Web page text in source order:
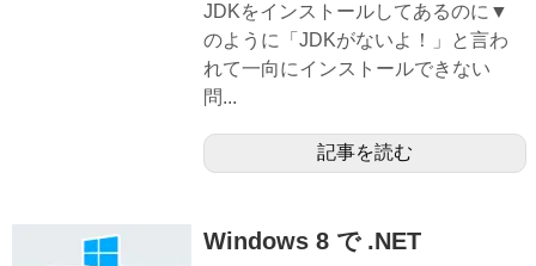
JDKをインストールしてあるのに▼
のように「JDKがないよ！」と言わ
れて一向にインストールできない
問...
記事を読む
Windows 8 で .NET